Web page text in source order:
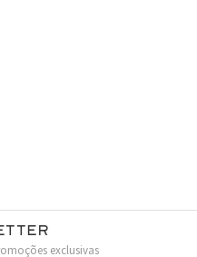
exclusivas